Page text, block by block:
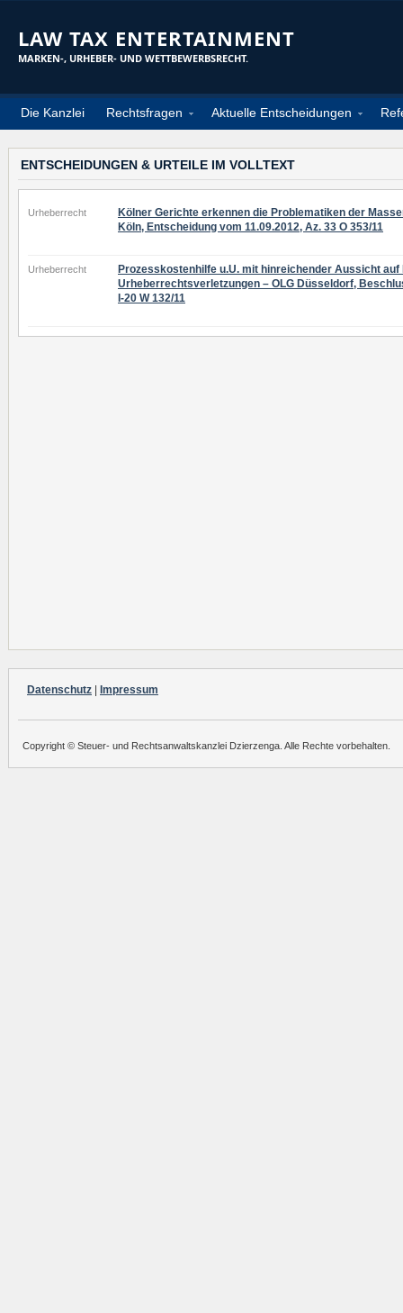
LAW TAX ENTERTAINMENT
MARKEN-, URHEBER- UND WETTBEWERBSRECHT.
Die Kanzlei Rechtsfragen Aktuelle Entscheidungen
ENTSCHEIDUNGEN & URTEILE IM VOLLTEXT
Urheberrecht
Kölner Gerichte erkennen die Problematiken der
Köln, Entscheidung vom 11.09.2012, Az. 33 O 353/11
Urheberrecht
Prozesskostenhilfe u.U. mit hinreichender Aussicht auf
Urheberrechtsverletzungen – OLG Düsseldorf,
I-20 W 132/11
Datenschutz Impressum
Copyright © Steuer- und Rechtsanwaltskanzlei Dzierzenga. Alle Rechte vorbehalten.